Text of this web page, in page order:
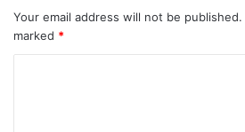
Your email address will not be published.
marked *